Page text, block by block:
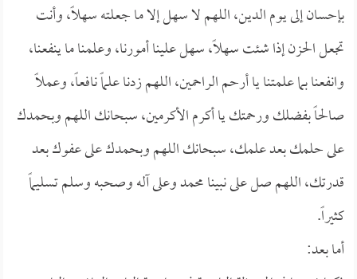
بإحسان إلى يوم الدين، اللهم لا سهل إلا ما جعلته سهلاً، وأنت
تجعل الحزن إذا شئت سهلاً، سهل علينا أمورنا، وعلمنا ما ينفعنا،
وانفعنا بما علمتنا يا أرحم الراحمين، اللهم زدنا علماً نافعاً، وعملاً
صالحاً بفضلك ورحمتك يا أكرم الأكرمين، سبحانك اللهم وبحمدك
على حلمك بعد علمك، سبحانك اللهم وبحمدك على عفوك بعد
قدرتك، اللهم صل على نبينا محمد وعلى آله وصحبه وسلم تسليماً
كثيراً.
أما بعد: